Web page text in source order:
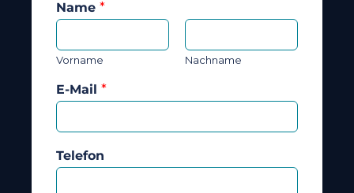
Name *
Vorname Nachname
E-Mail *
Telefon